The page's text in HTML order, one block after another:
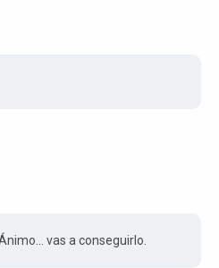
vas a conseguirlo.